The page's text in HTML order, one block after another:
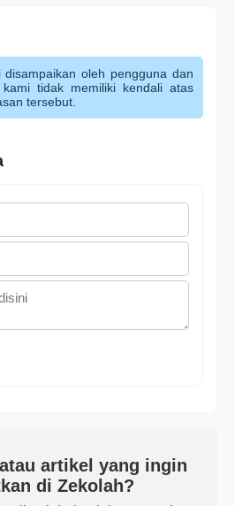
oleh pengguna dan
tidak memiliki kendali atas
tersebut.
artikel yang ingin
di Zekolah?